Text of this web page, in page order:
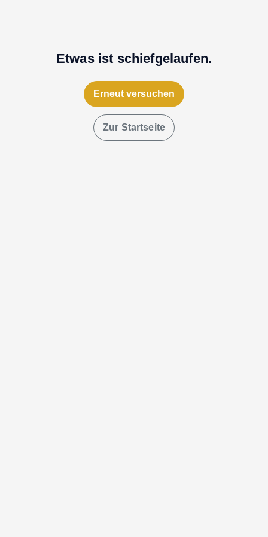
Etwas ist schiefgelaufen.
Erneut versuchen
Zur Startseite